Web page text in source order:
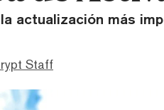
actualización más
Staff